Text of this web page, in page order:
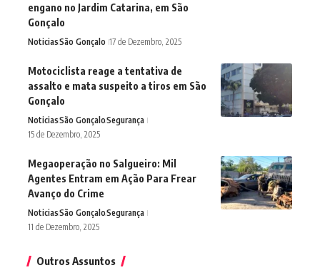
engano no Jardim Catarina, em São
Gonçalo
NoticiasSão Gonçalo 17 de Dezembro, 2025
Motociclista reage a tentativa de
assalto e mata suspeito a tiros em São
Gonçalo
NoticiasSão GonçaloSegurança
15 de Dezembro, 2025
Megaoperação no Salgueiro: Mil
Agentes Entram em Ação Para Frear
Avanço do Crime
NoticiasSão GonçaloSegurança
11 de Dezembro, 2025
Outros Assuntos